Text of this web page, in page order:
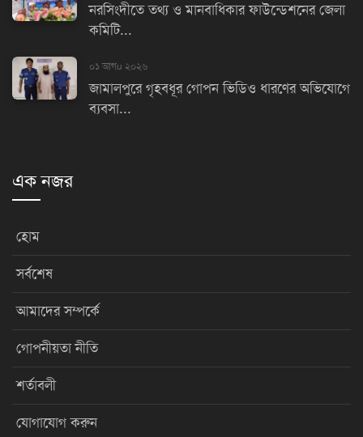
নরসিংদীতে তথ্য ও মানবাধিকার ফাউন্ডেশনের জেলা
কমিটি...
০১ আগu ২০২৬
জামালপুরে গৃহবধূর গোপন ভিডিও ধারণের অভিযোগে
ব্যবসা...
এক নজর
হোম
সর্বশেষ
আমাদের সম্পর্কে
গোপনীয়তা নীতি
শর্তাবলী
যোগাযোগ করুন